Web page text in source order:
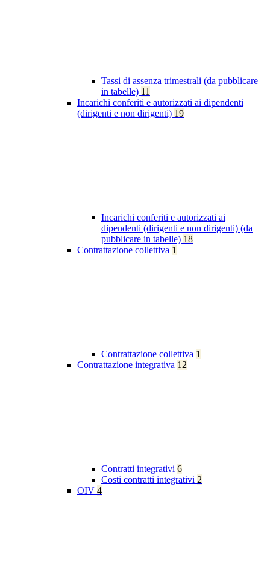
Tassi di assenza trimestrali (da pubblicare
in tabelle) 11
Incarichi conferiti e autorizzati ai dipendenti
(dirigenti e non dirigenti) 19
Incarichi conferiti e autorizzati ai
dipendenti (dirigenti e non dirigenti) (da
pubblicare in tabelle) 18
Contrattazione collettiva 1
Contrattazione collettiva 1
Contrattazione integrativa 12
Contratti integrativi 6
Costi contratti integrativi 2
OIV 4